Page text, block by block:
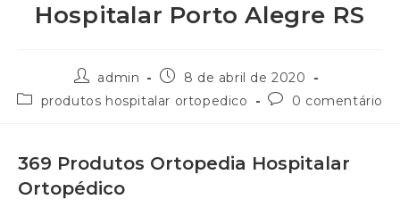
Hospitalar Porto Alegre RS
admin
8 de abril de 2020
produtos hospitalar ortopedico
0 comentário
369 Produtos Ortopedia Hospitalar
Ortopédico